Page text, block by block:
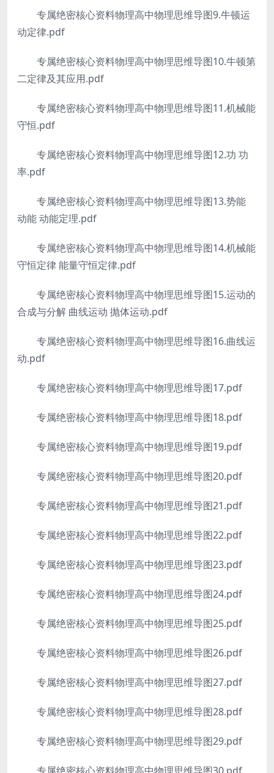
专属绝密核心资料物理高中物理思维导图9.牛顿运
动定律.pdf
专属绝密核心资料物理高中物理思维导图10.牛顿第
二定律及其应用.pdf
专属绝密核心资料物理高中物理思维导图11.机械能
守恒.pdf
专属绝密核心资料物理高中物理思维导图12.功 功
率.pdf
专属绝密核心资料物理高中物理思维导图13.势能
动能 动能定理.pdf
专属绝密核心资料物理高中物理思维导图14.机械能
守恒定律 能量守恒定律.pdf
专属绝密核心资料物理高中物理思维导图15.运动的
合成与分解 曲线运动 抛体运动.pdf
专属绝密核心资料物理高中物理思维导图16.曲线运
动.pdf
专属绝密核心资料物理高中物理思维导图17.pdf
专属绝密核心资料物理高中物理思维导图18.pdf
专属绝密核心资料物理高中物理思维导图19.pdf
专属绝密核心资料物理高中物理思维导图20.pdf
专属绝密核心资料物理高中物理思维导图21.pdf
专属绝密核心资料物理高中物理思维导图22.pdf
专属绝密核心资料物理高中物理思维导图23.pdf
专属绝密核心资料物理高中物理思维导图24.pdf
专属绝密核心资料物理高中物理思维导图25.pdf
专属绝密核心资料物理高中物理思维导图26.pdf
专属绝密核心资料物理高中物理思维导图27.pdf
专属绝密核心资料物理高中物理思维导图28.pdf
专属绝密核心资料物理高中物理思维导图29.pdf